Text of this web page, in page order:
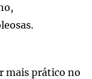
mais prático no